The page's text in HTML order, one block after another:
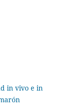
in vivo e in